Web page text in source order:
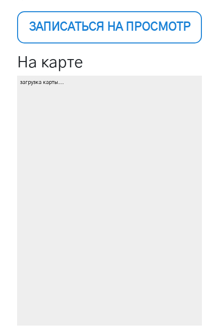
ЗАПИСАТЬСЯ НА ПРОСМОТР
На карте
загрузка карты...